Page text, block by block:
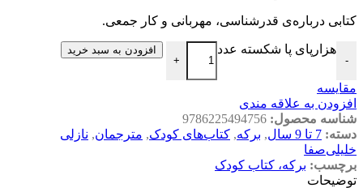
کتابی درباره‌ی قدرشناسی، مهربانی و کار جمعی.
-
هزارپای پا شکسته عدد
+
افزودن به سبد خرید
مقایسه
افزودن به علاقه مندی
شناسه محصول: 9786225494756
دسته: 7 تا 9 سال , برکه, کتاب‌های کودک, مترجمان, نازلی
خلیلی‌صفا
برچسب: برکه، کتاب کودک
توضیحات